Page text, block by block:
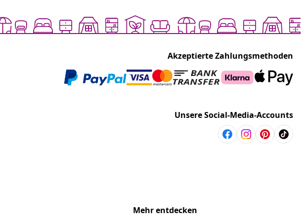
Akzeptierte Zahlungsmethoden
Unsere Social-Media-Accounts
Mehr entdecken